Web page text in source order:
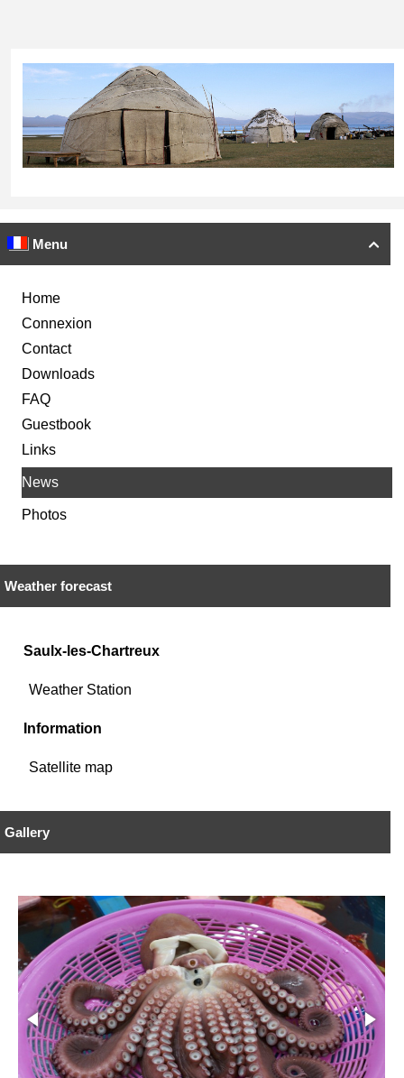

Menu
Home
Connexion
Contact
Downloads
FAQ
Guestbook
Links
News
Photos
Weather forecast
Saulx-les-Chartreux
Weather Station
Information
Satellite map
Gallery